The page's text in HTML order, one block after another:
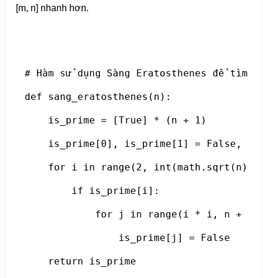
[m, n] nhanh hơn.
# Hàm sử dụng Sàng Eratosthenes để tìm
def sang_eratosthenes(n):
is_prime = [True] * (n + 1)
is_prime[0], is_prime[1] = False,
for i in range(2, int(math.sqrt(n))
if is_prime[i]:
for j in range(i * i, n + 1,
is_prime[j] = False
return is_prime